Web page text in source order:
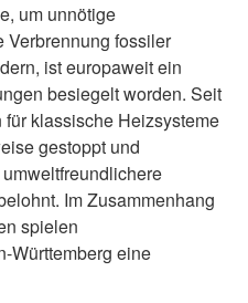
um unnötige
Verbrennung fossiler
ist europaweit ein
besiegelt worden. Seit
klassische Heizsysteme
gestoppt und
Im Zusammenhang
spielen
Württemberg eine